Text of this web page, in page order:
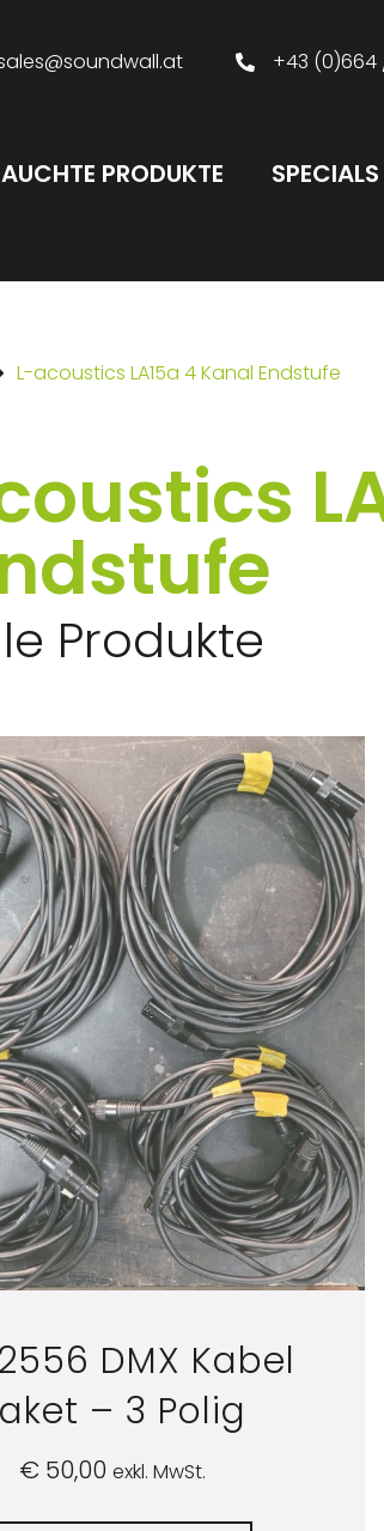
+43 (0)664
PRODUKTE SPECIALS
L-acoustics LA15a 4 Kanal Endstufe
Produkte
DMX Kabel
– 3 Polig
€50,00 exkl. MwSt.